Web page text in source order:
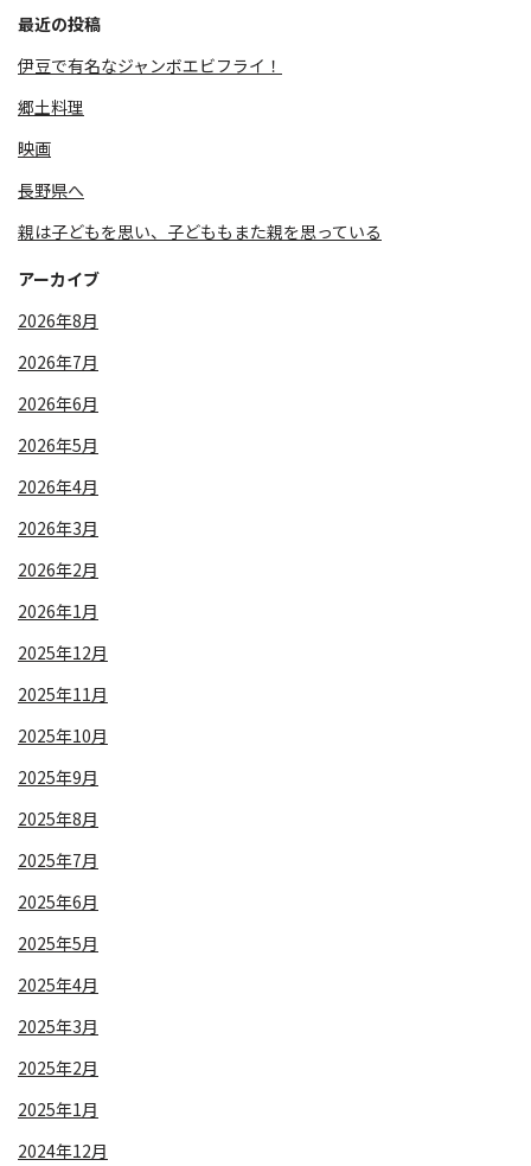
最近の投稿
伊豆で有名なジャンボエビフライ！
郷土料理
映画
長野県へ
親は子どもを思い、子どももまた親を思っている
アーカイブ
2026年8月
2026年7月
2026年6月
2026年5月
2026年4月
2026年3月
2026年2月
2026年1月
2025年12月
2025年11月
2025年10月
2025年9月
2025年8月
2025年7月
2025年6月
2025年5月
2025年4月
2025年3月
2025年2月
2025年1月
2024年12月